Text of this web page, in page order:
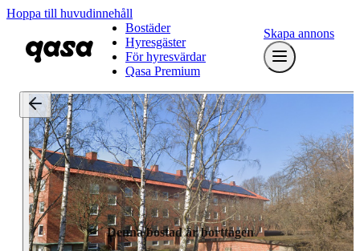
Hoppa till huvudinnehåll
Bostäder
Hyresgäster
För hyresvärdar
Qasa Premium
Skapa annons
Denna bostad är borttagen